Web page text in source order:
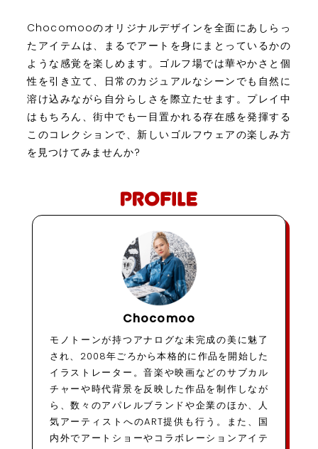
Chocomooのオリジナルデザインを全面にあしらっ
たアイテムは、まるでアートを身にまとっているかの
ような感覚を楽しめます。ゴルフ場では華やかさと個
性を引き立て、日常のカジュアルなシーンでも自然に
溶け込みながら自分らしさを際立たせます。プレイ中
はもちろん、街中でも一目置かれる存在感を発揮する
このコレクションで、新しいゴルフウェアの楽しみ方
を見つけてみませんか?
Chocomoo
モノトーンが持つアナログな未完成の美に魅了
され、2008年ごろから本格的に作品を開始した
イラストレーター。音楽や映画などのサブカル
チャーや時代背景を反映した作品を制作しなが
ら、数々のアパレルブランドや企業のほか、人
気アーティストへのART提供も行う。また、国
内外でアートショーやコラボレーションアイテ